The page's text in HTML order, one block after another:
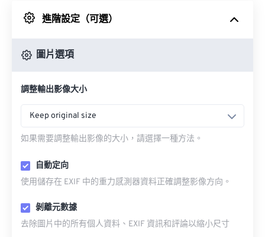
來自 Google 雲端硬碟
進階設定（可選）
圖片選項
調整輸出影像大小
Keep original size
如果需要調整輸出影像的大小，請選擇一種方法。
自動定向
使用儲存在 EXIF 中的重力感測器資料正確調整影像方向。
剝離元數據
去除圖片中的所有個人資料、EXIF 資訊和評論以縮小尺寸